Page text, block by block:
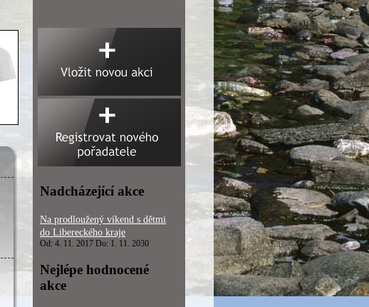
Nadcházející akce
Na prodloužený víkend s dětmi
do Libereckého kraje
Od: 4. 11. 2017 Do: 1. 11. 2030
Nejlépe hodnocené
akce